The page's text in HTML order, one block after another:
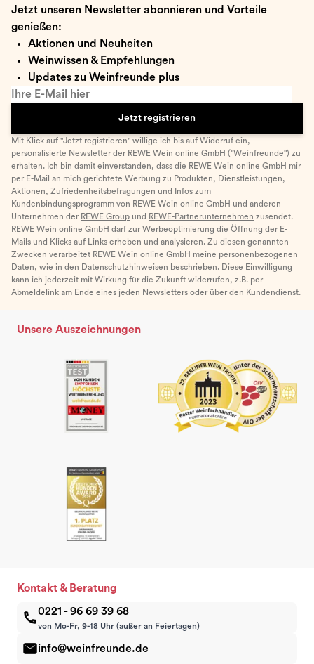
Jetzt unseren Newsletter abonnieren und Vorteile
genießen:
Aktionen und Neuheiten
Weinwissen & Empfehlungen
Updates zu Weinfreunde plus
Ihre E-Mail hier
Jetzt registrieren
Mit Klick auf "Jetzt registrieren" willige ich bis auf Widerruf ein,
personalisierte Newsletter der REWE Wein online GmbH ("Weinfreunde") zu
erhalten. Ich bin damit einverstanden, dass die REWE Wein online GmbH mir
per E-Mail an mich gerichtete Werbung zu Produkten, Dienstleistungen,
Aktionen, Zufriedenheitsbefragungen und Infos zum
Kundenbindungsprogramm von REWE Wein online GmbH und anderen
Unternehmen der REWE Group und REWE-Partnerunternehmen zusendet.
REWE Wein online GmbH darf zur Werbeoptimierung die Öffnung der E-
Mails und Klicks auf Links erheben und analysieren. Zu diesen genannten
Zwecken verarbeitet REWE Wein online GmbH meine personenbezogenen
Daten, wie in den Datenschutzhinweisen beschrieben. Diese Einwilligung
kann ich jederzeit mit Wirkung für die Zukunft widerrufen, z.B. per
Abmeldelink am Ende eines jeden Newsletters oder über den Kundendienst.
Unsere Auszeichnungen
Kontakt & Beratung
0221 - 96 69 39 68
von Mo-Fr, 9-18 Uhr (außer an Feiertagen)
info@weinfreunde.de